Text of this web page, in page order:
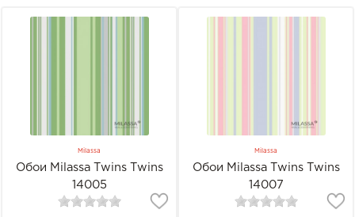
Milassa
Обои Milassa Twins Twins
14005
Milassa
Обои Milassa Twins Twins
14007